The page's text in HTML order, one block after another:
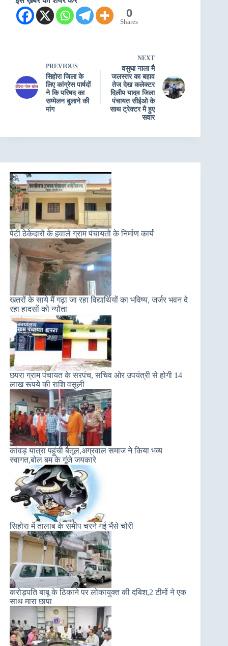
0
Shares
PREVIOUS
सिहोरा जिला के
लिए कांग्रेस पार्षदों
ने कि परिषद का
सम्मेलन बुलाने की
मांग
NEXT
वसुधा नाला मै
जलस्तर का बहाव
तेज देख कलेक्टर
दिलीप यादव जिला
पंचायत सीईओ के
साथ ट्रेक्टर मै हुए
सवार
पेटी ठेकेदारों के हवाले ग्राम पंचायतों के निर्माण कार्य
खतरों के साये मैं गढ़ा जा रहा विद्यार्थियों का भविष्य, जर्जर भवन दे
रहा हादसों को न्यौता
छपरा ग्राम पंचायत के सरपंच, सचिव ओर उपयंत्री से होगी 14
लाख रूपये की राशि वसूली
कांवड़ यात्रा पहुंची बैतूल,अग्रवाल समाज ने किया भव्य
स्वागत,बोल बम के गूंजे जयकारे
सिहोरा में तालाब के समीप चरने गई भैंसे चोरी
करोड़पति बाबू के ठिकाने पर लोकायुक्त की दबिश,2 टीमों ने एक
साथ मारा छापा